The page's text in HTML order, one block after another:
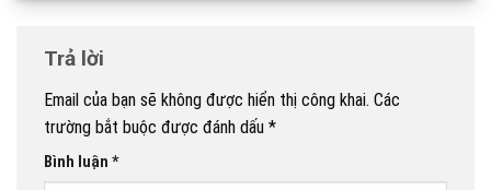
Trả lời
Email của bạn sẽ không được hiển thị công khai. Các
trường bắt buộc được đánh dấu *
Bình luận *